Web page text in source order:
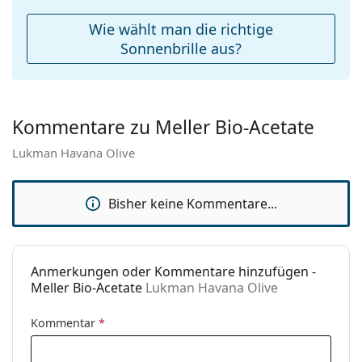
Sonnenbrillen, um weitere Modelle beliebter Marken
Reinigungstuch:
Ja
Marke:
Meller
Verwendung:
Mode
Code:
Lukman Havana Olive
Wie wählt man die richtige
Sonnenbrille aus?
Kommentare zu Meller Bio-Acetate
Lukman Havana Olive
Bisher keine Kommentare...
Anmerkungen oder Kommentare hinzufügen -
Meller Bio-Acetate Lukman Havana Olive
Kommentar *